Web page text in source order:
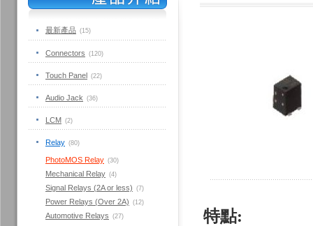
最新產品 (15)
Connectors (120)
Touch Panel (22)
Audio Jack (36)
LCM (2)
Relay (80)
PhotoMOS Relay (30)
Mechanical Relay (4)
Signal Relays (2A or less) (7)
Power Relays (Over 2A) (12)
Automotive Relays (27) 特點: